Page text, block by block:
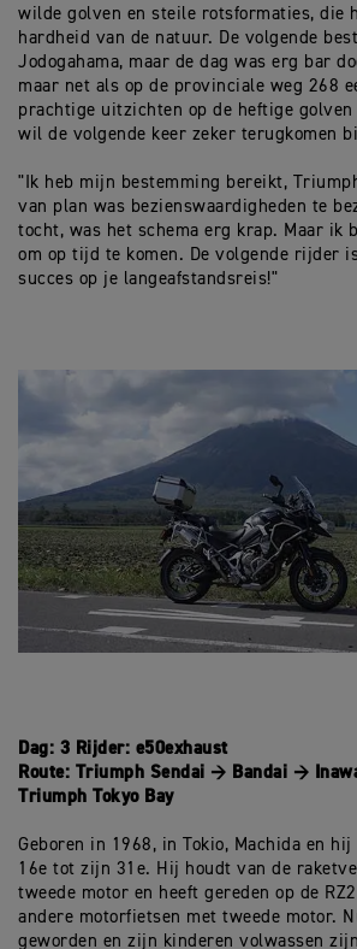
wilde golven en steile rotsformaties, die
hardheid van de natuur. De volgende
Jodogahama, maar de dag was erg bar
maar net als op de provinciale weg 268
prachtige uitzichten op de heftige
wil de volgende keer zeker terugkomen
"Ik heb mijn bestemming bereikt,
van plan was bezienswaardigheden te
tocht, was het schema erg krap. Maar ik
om op tijd te komen. De volgende rijder
succes op je langeafstandsreis!"
Dag: 3 Rijder: e50exhaust
Route: Triumph Sendai → Bandai →
Triumph Tokyo Bay
Geboren in 1968, in Tokio, Machida en
16e tot zijn 31e. Hij houdt van de
tweede motor en heeft gereden op de
andere motorfietsen met tweede motor.
geworden en zijn kinderen volwassen